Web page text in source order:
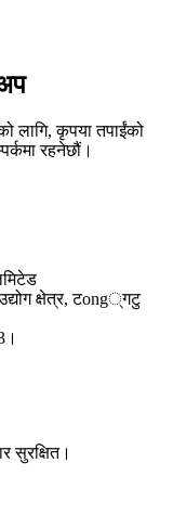
लागि, कृपया तपाईंको
रहनेछौं।
क्षेत्र, टong्गटु
सुरक्षित।